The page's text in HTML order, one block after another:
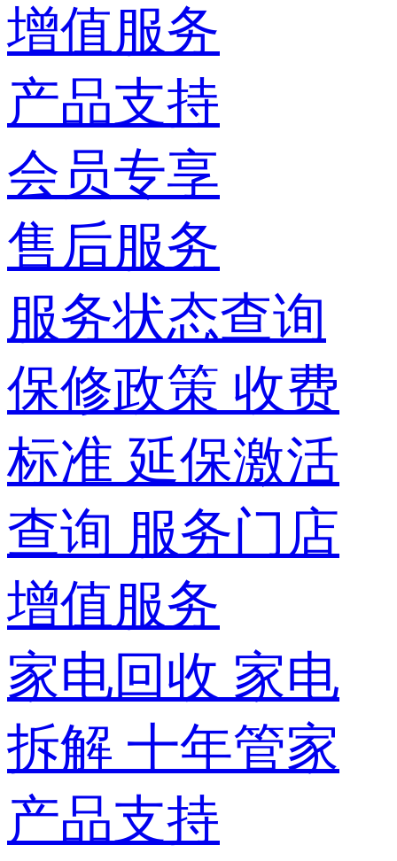
增值服务
产品支持
会员专享
售后服务
服务状态查询
保修政策 收费
标准 延保激活
查询 服务门店
增值服务
家电回收 家电
拆解 十年管家
产品支持